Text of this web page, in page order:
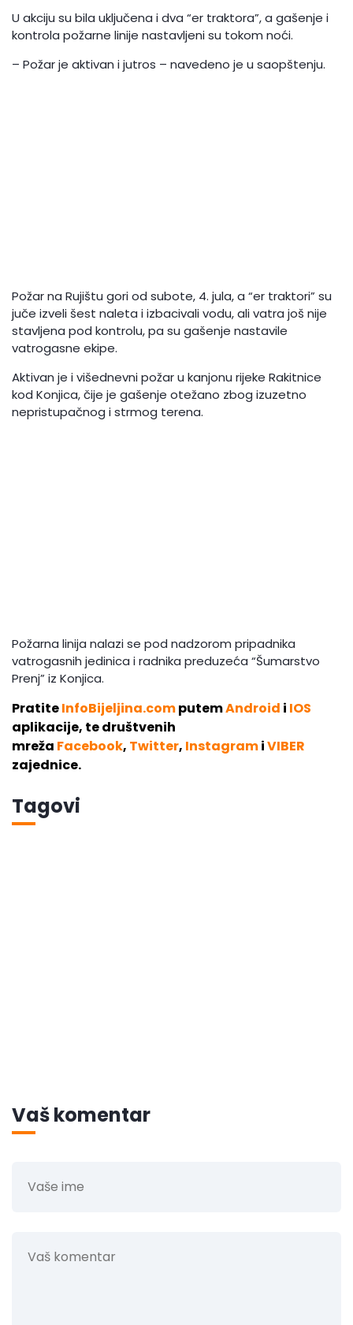
U akciju su bila uključena i dva “er traktora”, a gašenje i
kontrola požarne linije nastavljeni su tokom noći.
– Požar je aktivan i jutros – navedeno je u saopštenju.
Požar na Rujištu gori od subote, 4. jula, a “er traktori” su
juče izveli šest naleta i izbacivali vodu, ali vatra još nije
stavljena pod kontrolu, pa su gašenje nastavile
vatrogasne ekipe.
Aktivan je i višednevni požar u kanjonu rijeke Rakitnice
kod Konjica, čije je gašenje otežano zbog izuzetno
nepristupačnog i strmog terena.
Požarna linija nalazi se pod nadzorom pripadnika
vatrogasnih jedinica i radnika preduzeća “Šumarstvo
Prenj” iz Konjica.
PratiteInfoBijeljina.computemAndroid i IOS
aplikacije, te društvenih
mreža Facebook, Twitter, InstagramiVIBER
zajednice.
Tagovi
Vaš komentar